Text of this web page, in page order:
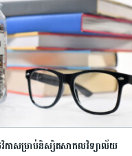
ាសម្រាប់និស្សិតសាកលវិទ្យាល័យ